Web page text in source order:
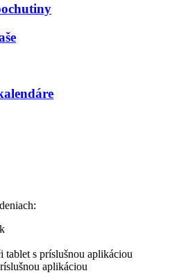
tablet s príslušnou aplikáciou
aplikáciou